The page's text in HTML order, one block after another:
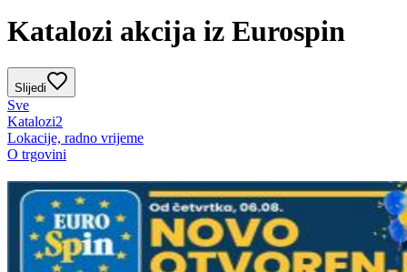
Katalozi akcija iz Eurospin
Slijedi
Sve
Katalozi2
Lokacije, radno vrijeme
O trgovini